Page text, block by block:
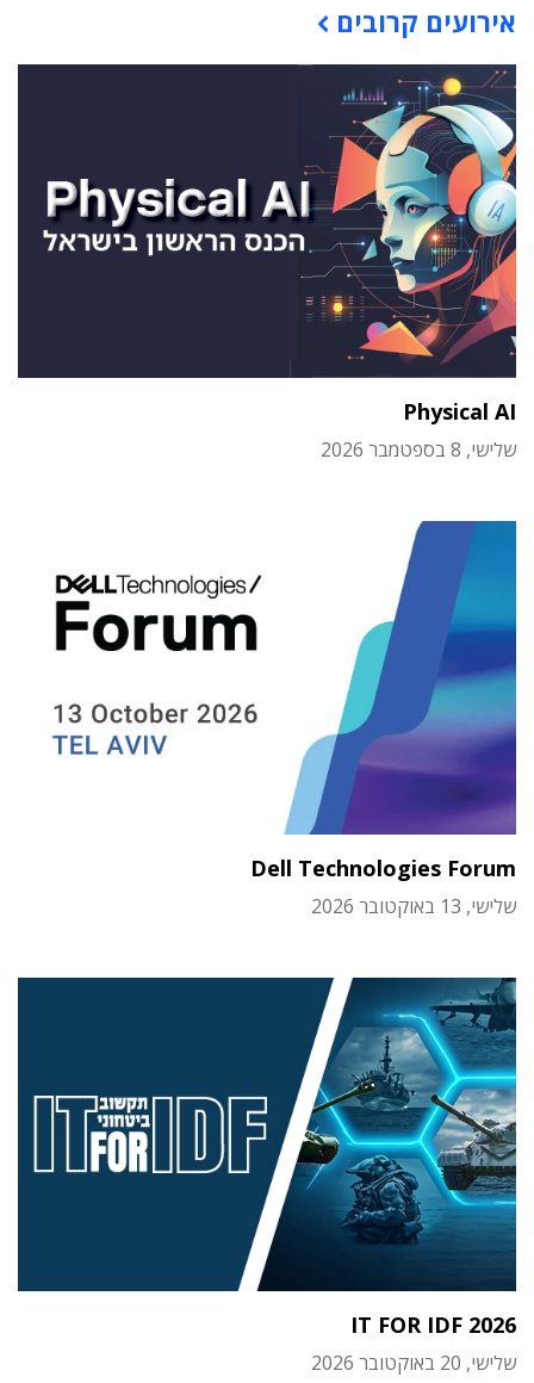
אירועים קרובים
Physical AI
שלישי, 8 בספטמבר 2026
Dell Technologies Forum
שלישי, 13 באוקטובר 2026
IT FOR IDF 2026
שלישי, 20 באוקטובר 2026